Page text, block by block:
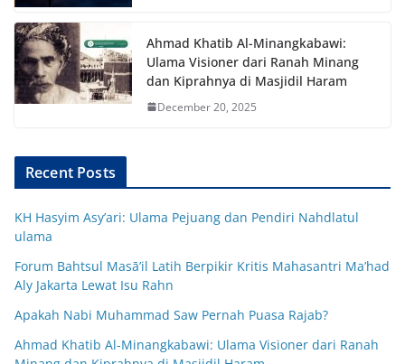
Ahmad Khatib Al-Minangkabawi:
Ulama Visioner dari Ranah Minang
dan Kiprahnya di Masjidil Haram
December 20, 2025
Recent Posts
KH Hasyim Asy’ari: Ulama Pejuang dan Pendiri Nahdlatul
ulama
Forum Bahtsul Masā’il Latih Berpikir Kritis Mahasantri Ma’had
Aly Jakarta Lewat Isu Rahn
Apakah Nabi Muhammad Saw Pernah Puasa Rajab?
Ahmad Khatib Al-Minangkabawi: Ulama Visioner dari Ranah